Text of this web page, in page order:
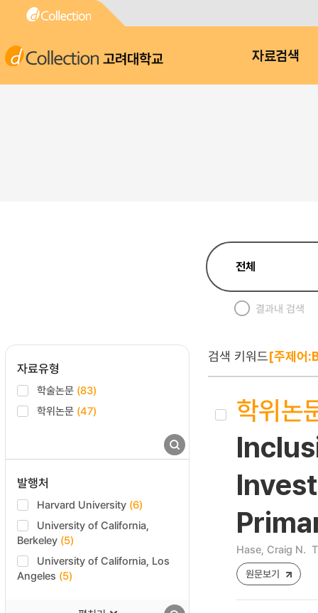
고려대학교 자료검색
결과내 검색
자료유형
학술논문 (83)
학위논문 (47)
발행처
Harvard University (6)
University of California,
Berkeley (5)
University of California, Los
Angeles (5)
검색 키워드[주제어
학위논
Hase, Craig N.
원문보기